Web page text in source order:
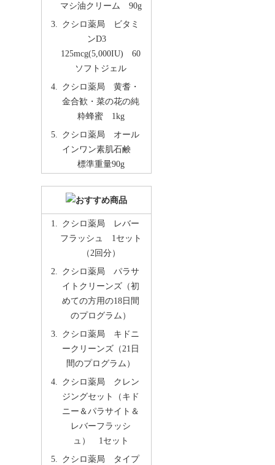
マシ油クリーム 90g
クシロ薬局 ビタミ
ンD3
125mcg(5,000IU) 60
ソフトジェル
クシロ薬局 黄耆・
金合歓・菜の花の純
粋蜂蜜 1kg
クシロ薬局 オール
インワン素肌石鹸
標準重量90g
クシロ薬局 レバー
フラッシュ 1セット
（2回分）
クシロ薬局 パラサ
イトクリーンズ（初
めての方用の18日間
のプログラム）
クシロ薬局 キドニ
ークリーンズ（21日
間のプログラム）
クシロ薬局 クレン
ジングセット（キド
ニー＆パラサイト＆
レバーフラッシ
ュ） 1セット
クシロ薬局 タイプ